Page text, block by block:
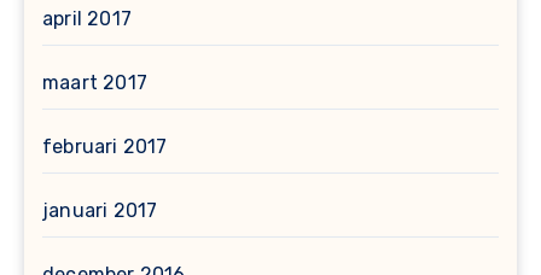
april 2017
maart 2017
februari 2017
januari 2017